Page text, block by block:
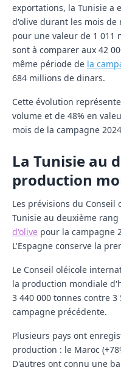
exportations, la Tunisie a
d'olive durant les mois de
pour une valeur de 1 011
sont à comparer aux 42
même période de la
684 millions de dinars.
Cette évolution
volume et de 48% en
mois de la campagne
La Tunisie au
production
Les prévisions du
Tunisie au deuxième
d'olive pour la campagne
L'Espagne conserve la
Le Conseil oléicole
la production mondiale
3 440 000 tonnes contre
campagne précédente.
Plusieurs pays ont
production : le Maroc
D'autres ont connu une